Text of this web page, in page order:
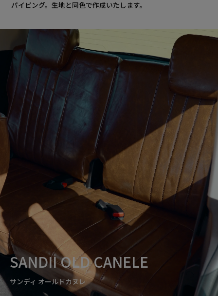
パイピング。生地と同色で作成いたします。
SANDII OLD CANELE
サンディ オールドカヌレ